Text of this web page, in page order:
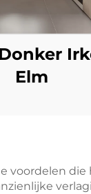
Elm
voordelen